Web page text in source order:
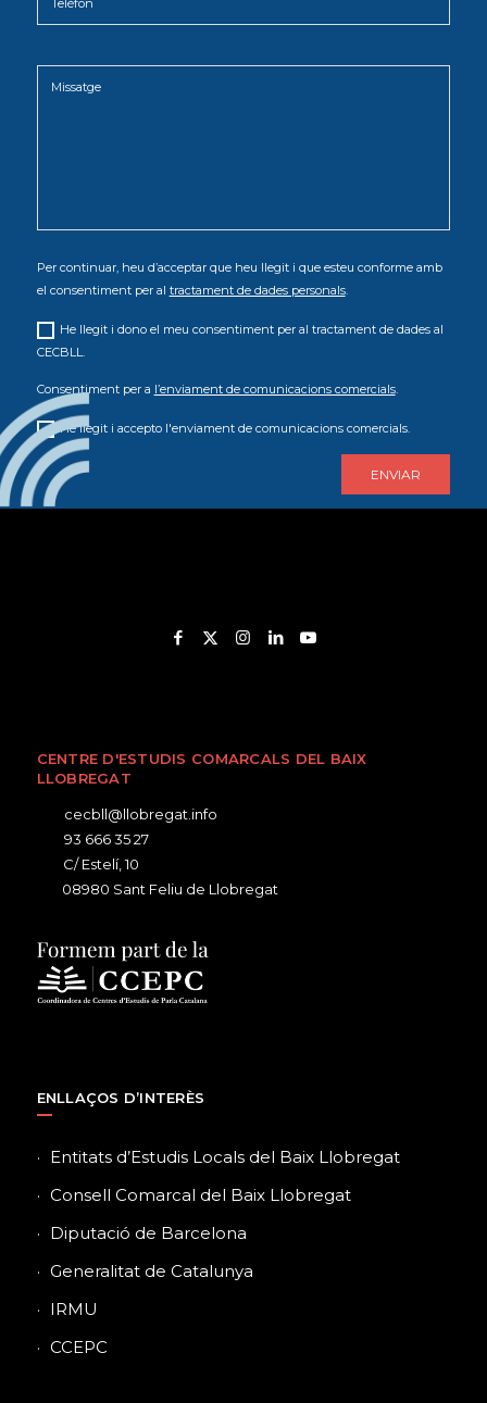
Per continuar, heu d’acceptar que heu llegit i que esteu conforme amb
el consentiment per al tractament de dades personals.
He llegit i dono el meu consentiment per al tractament de dades al
CECBLL.
Consentiment per a l’enviament de comunicacions comercials.
He llegit i accepto l'enviament de comunicacions comercials.
CENTRE D'ESTUDIS COMARCALS DEL BAIX
LLOBREGAT
cecbll@llobregat.info
93 666 35 27
C/ Estelí, 10
08980 Sant Feliu de Llobregat
ENLLAÇOS D’INTERÈS
Entitats d’Estudis Locals del Baix Llobregat
Consell Comarcal del Baix Llobregat
Diputació de Barcelona
Generalitat de Catalunya
IRMU
CCEPC